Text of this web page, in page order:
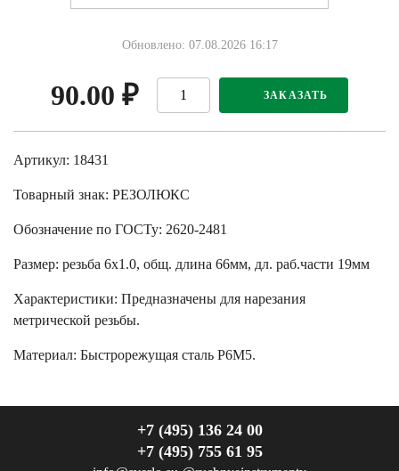
Обновлено: 07.08.2026 16:17
90.00 ₽ ЗАКАЗАТЬ
Артикул: 18431
Товарный знак: РЕЗОЛЮКС
Обозначение по ГОСТу: 2620-2481
Размер: резьба 6х1.0, общ. длина 66мм, дл. раб.части 19мм
Характеристики: Предназначены для нарезания
метрической резьбы.
Материал: Быстрорежущая сталь Р6М5.
+7 (495) 136 24 00
+7 (495) 755 61 95